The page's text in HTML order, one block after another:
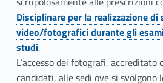
c
a
e
Disciplinare per la realizzazione di
video/fotografici durante gli
studi.
L’accesso dei fotografi, accreditato
candidati, alle sedi ove si svolgono